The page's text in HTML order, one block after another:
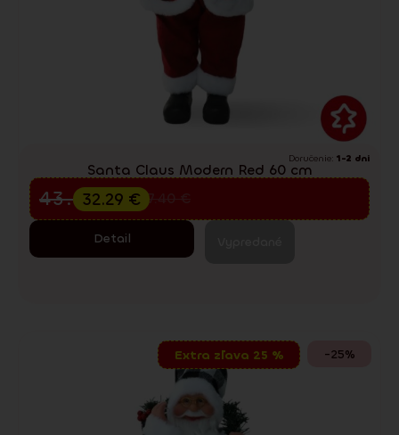
Doručenie: 1-2 dni
Santa Claus Modern Red 60 cm
Predvianočný výpredaj
57.40
43.05€
32.29 €
Detail
-25%
Extra zľava 25 %